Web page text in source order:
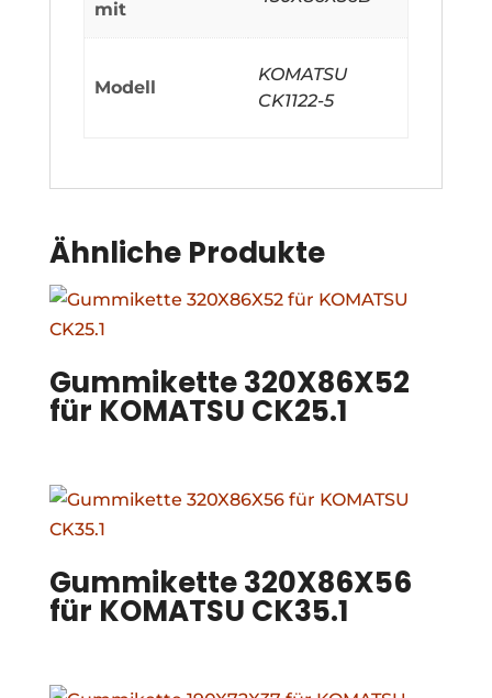
mit
Modell
KOMATSU
CK1122-5
Ähnliche Produkte
Gummikette 320X86X52
für KOMATSU CK25.1
Gummikette 320X86X56
für KOMATSU CK35.1